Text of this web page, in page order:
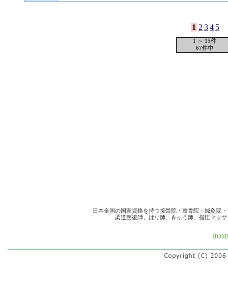
1 2 34 5
1 ～ 15件
67件中
日本全国の国家資格を持つ接骨院・整骨院・鍼灸院
柔道整復師、はり師、きゅう師、指圧マッ